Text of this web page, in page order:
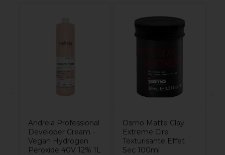
Andreia Professional
Developer Cream -
Vegan Hydrogen
Peroxide 40V 12% 1L
Osmo Matte Clay
Extreme Cire
Texturisante Effet
Sec 100ml